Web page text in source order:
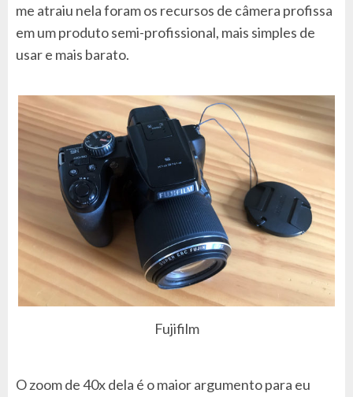
me atraiu nela foram os recursos de câmera profissa
em um produto semi-profissional, mais simples de
usar e mais barato.
Fujifilm
O zoom de 40x dela é o maior argumento para eu